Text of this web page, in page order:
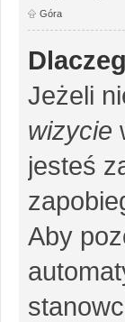
Góra
Jeżeli
wizycie
jesteś
Aby